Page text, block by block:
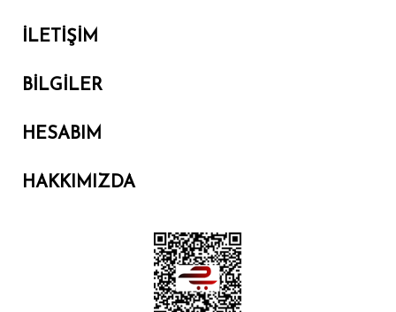
İLETIŞIM
BILGILER
HESABIM
HAKKIMIZDA